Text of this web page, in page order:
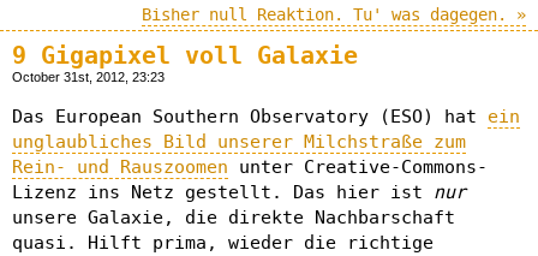
Bisher null Reaktion. Tu' was dagegen. »
9 Gigapixel voll Galaxie
October 31st, 2012, 23:23
Das European Southern Observatory (ESO) hat ein
unglaubliches Bild unserer Milchstraße zum
Rein- und Rauszoomen unter Creative-Commons-
Lizenz ins Netz gestellt. Das hier ist nur
unsere Galaxie, die direkte Nachbarschaft
quasi. Hilft prima, wieder die richtige